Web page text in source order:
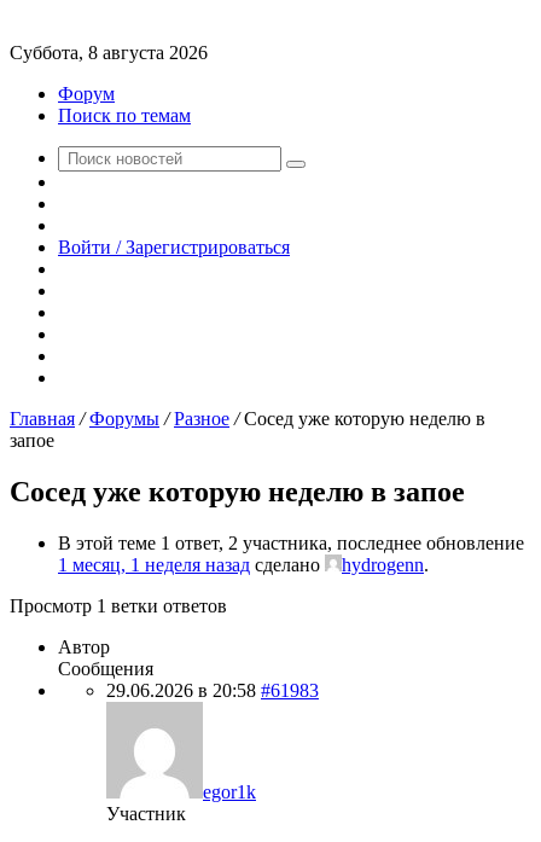
Суббота, 8 августа 2026
Форум
Поиск по темам
Поиск
новость
Войти / Зарегистрироваться
Главная / Форумы / Разное / Сосед уже которую неделю в
запое
Сосед уже которую неделю в запое
В этой теме 1 ответ, 2 участника, последнее обновление
1 месяц, 1 неделя назад сделано hydrogenn.
Просмотр 1 ветки ответов
Автор
Сообщения
29.06.2026 в 20:58 #61983
egor1k
Участник